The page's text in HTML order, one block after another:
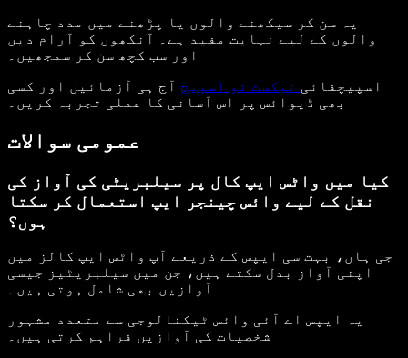
یہ سن کر سیکھنے والوں یا پڑھنے میں مدد چاہنے
والوں کے لیے نہایت مفید ہے۔ آنکھوں کو آرام دیں
اور سب کچھ سن کر سمجھیں۔
اسپیچفائی ٹیکسٹ ٹو اسپیچ آج ہی آزمائیں اور کسی
بھی ڈیوائس پر اس آسانی کا عملی تجربہ کریں۔
عمومی سوالات
کیا میں واٹس ایپ کال پر سیلبریٹی کی آواز کی
نقل کے لیے وائس چینجر ایپ استعمال کر سکتا
ہوں؟
جی ہاں، بہت سی ایپس کے ذریعے آپ واٹس ایپ کالز میں
اپنی آواز بدل سکتے ہیں، جن میں سیلبریٹیز جیسی
آوازیں بھی شامل ہوتی ہیں۔
یہ ایپس اے آئی وائس ٹیکنالوجی سے متعدد مشہور
شخصیات کی آوازیں فراہم کرتی ہیں۔